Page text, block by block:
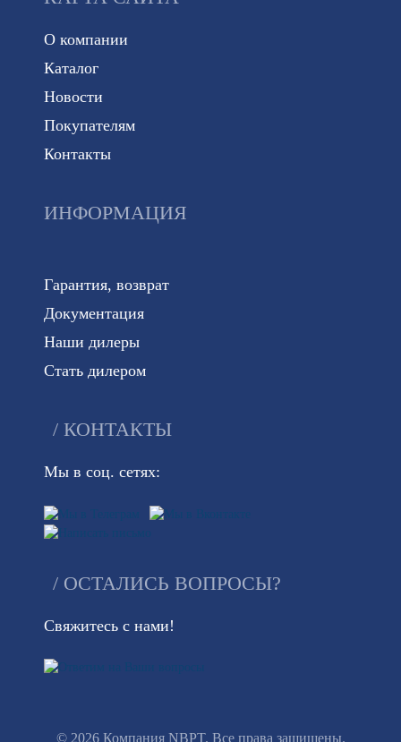
О компании
Каталог
Новости
Покупателям
Контакты
ИНФОРМАЦИЯ
Гарантия, возврат
Документация
Наши дилеры
Стать дилером
КОНТАКТЫ
Мы в соц. сетях:
ОСТАЛИСЬ ВОПРОСЫ?
Свяжитесь с нами!
© 2026 Компания NBPT. Все права защищены.